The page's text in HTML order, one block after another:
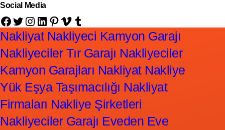
Social Media
Facebook Twitter Instagram LinkedIn Pinterest Vimeo Tumblr
Nakliyat Nakliyeci Kamyon Garajı
Nakliyeciler Tır Garajı Nakliyeciler
Kamyon Garajları Nakliyat Nakliye
Yük Eşya Taşımacılığı Nakliyat
Firmaları Nakliye Şirketleri
Nakliyeciler Garajı Eveden Eve